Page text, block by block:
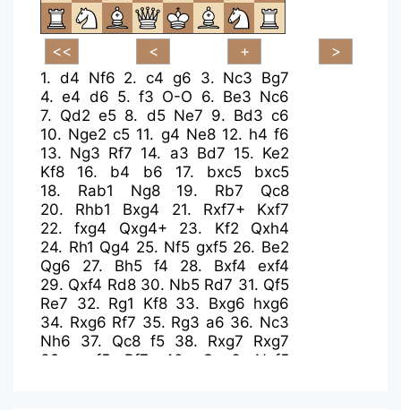
1. d4 Nf6 2. c4 g6 3. Nc3 Bg7
4.e4 d6 5. f3 O-O 6. Be3 Nc6
7. Qd2 e5 8. d5 Ne7 9. Bd3 c6
10. Nge2 c5 11. g4 Ne8 12. h4 f6
13. Ng3 Rf7 14. a3 Bd7 15. Ke2
Kf8
16. b4 b6 17. bxc5
bxc5
18. Rab1 Ng8 19. Rb7
Qc8
20. Rhb1 Bxg4 21. Rxf7+
Kxf7
22.fxg4 Qxg4+ 23. Kf2
Qxh4
24. Rh1 Qg4 25. Nf5 gxf5 26. Be2
Qg6
27. Bh5 f4 28. Bxf4
exf4
29. Qxf4 Rd8 30. Nb5 Rd7 31. Qf5
Re7 32. Rg1 Kf8 33. Bxg6 hxg6
34. Rxg6 Rf7 35. Rg3 a6 36. Nc3
Nh6
37. Qc8 f5 38. Rxg7
Rxg7
39.
exf5 Rf7 40. Qxa6
Nxf5